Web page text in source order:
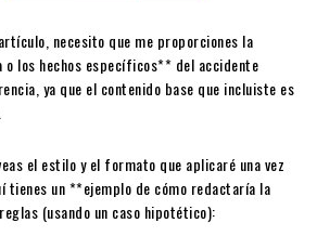
necesito que me proporciones la
los hechos específicos** del accidente
ya que el contenido base que incluiste es
el estilo y el formato que aplicaré una vez
tienes un **ejemplo de cómo redactaría la
(usando un caso hipotético):